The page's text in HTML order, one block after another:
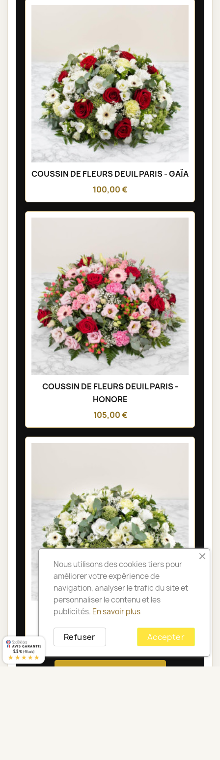
COUSSIN DE FLEURS DEUIL PARIS - GAÏA
100,00 €
COUSSIN DE FLEURS DEUIL PARIS -
HONORE
105,00 €
COUSSIN DE FLEURS DEUIL PARIS -
105,00 €
Nous utilisons des cookies tiers pour
améliorer votre expérience de
navigation, analyser le trafic du site et
personnaliser le contenu et les
publicités. En savoir plus
Accepter
Refuser
9.3/10 (48 avis)
★★★★★